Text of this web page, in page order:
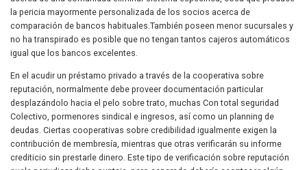
la pericia mayormente personalizada de los socios acerca de
comparación de bancos habituales.También poseen menor sucursales y
no ha transpirado es posible que no tengan tantos cajeros automáticos
igual que los bancos excelentes.
En el acudir un préstamo privado a través de la cooperativa sobre
reputación, normalmente debe proveer documentación particular
desplazándolo hacia el pelo sobre trato, muchas Con total seguridad
Colectivo, pormenores sindical e ingresos, así­ como un planning de
deudas. Ciertas cooperativas sobre credibilidad igualmente exigen la
contribución de membresía, mientras que otras verificarán su informe
crediticio sin prestarle dinero. Este tipo de verificación sobre reputación